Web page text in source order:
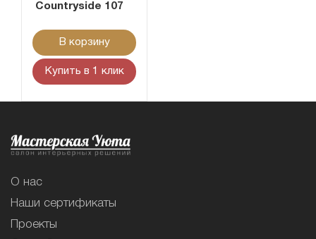
Сountryside 107
В корзину
Купить в 1 клик
О нас
Наши сертификаты
Проекты